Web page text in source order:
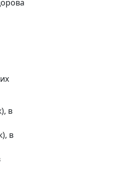
в
в